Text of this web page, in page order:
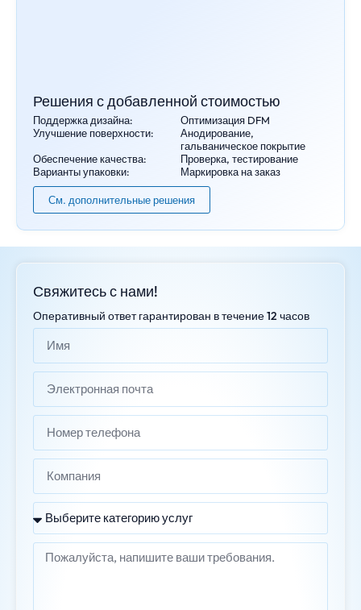
Решения с добавленной стоимостью
Поддержка дизайна:
Оптимизация DFM
Улучшение поверхности:
Анодирование,
гальваническое покрытие
Обеспечение качества:
Проверка, тестирование
Варианты упаковки:
Маркировка на заказ
См. дополнительные решения
Свяжитесь с нами!
Оперативный ответ гарантирован в течение 12 часов